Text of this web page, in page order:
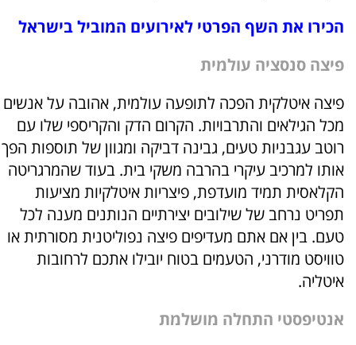
הכירו את השף הפרטי לאירועים המוביל בישראל
פיצה סנסציה עולמית
פיצה איטלקית הפכה לתופעה עולמית, אהובה על אנשים
מכל הגילאים והתרבויות. הקרום הדק והקריספי שלו עם
רוטב עגבניות טעים, גבינה דביקה ומגוון של תוספות הפך
אותו למרכיב עיקרי בהרבה משקי בית. בעוד שהמרגריטה
הקלאסית תמיד מועדפת, פיצריות איטלקיות מציעות
תפריט נרחב של שילובים יצירתיים הנותנים מענה לכל
טעם. בין אם אתם מעדיפים פיצה נפוליטנית מסורתית או
טוויסט מודרני, הטעמים בטוח יובילו אתכם לרחובות
איטליה.
אנטיפסטי התחלה מושלמת